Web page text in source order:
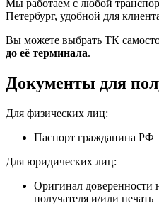
Мы работаем с любой
Петербург, удобной для
Вы можете выбрать ТК
до её терминала.
Документы для
Для физических лиц:
Паспорт гражданина РФ
Для юридических лиц:
Оригинал доверенности
получателя и/или печать